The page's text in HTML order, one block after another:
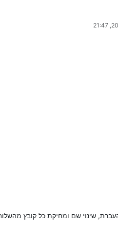
שינוי שם ומחיקת כל קובץ